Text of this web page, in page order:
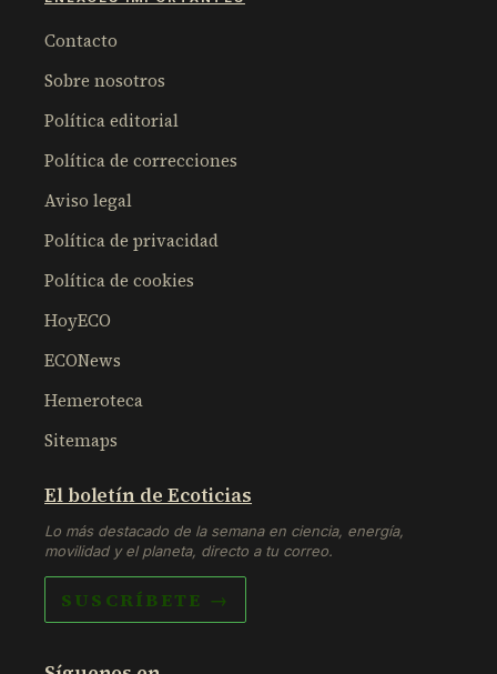
Contacto
Sobre nosotros
Política editorial
Política de correcciones
Aviso legal
Política de privacidad
Política de cookies
HoyECO
ECONews
Hemeroteca
Sitemaps
El boletín de Ecoticias
Lo más destacado de la semana en ciencia, energía,
movilidad y el planeta, directo a tu correo.
SUSCRÍBETE →